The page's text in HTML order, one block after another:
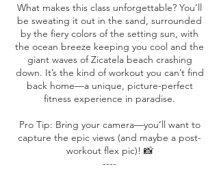
What makes this class unforgettable? You’ll
be sweating it out in the sand, surrounded
by the fiery colors of the setting sun, with
the ocean breeze keeping you cool and the
giant waves of Zicatela beach crashing
down. It’s the kind of workout you can’t find
back home—a unique, picture-perfect
fitness experience in paradise.
Pro Tip: Bring your camera—you’ll want to
capture the epic views (and maybe a post-
workout flex pic)! 📸
----